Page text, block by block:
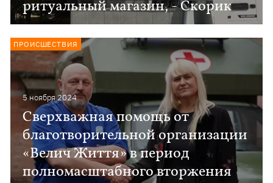
ритуальный магазин, - Скорик
5 ноября 2024
Сверхважная помощь от
благотворительной организации
«Велич Життя» в период
полномасштабного вторжения
ПРОИСШЕСТВИЯ